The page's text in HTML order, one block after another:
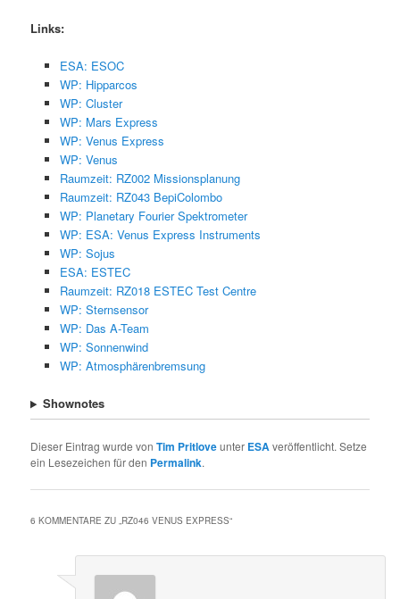
Links:
ESA: ESOC
WP: Hipparcos
WP: Cluster
WP: Mars Express
WP: Venus Express
WP: Venus
Raumzeit: RZ002 Missionsplanung
Raumzeit: RZ043 BepiColombo
WP: Planetary Fourier Spektrometer
WP: ESA: Venus Express Instruments
WP: Sojus
ESA: ESTEC
Raumzeit: RZ018 ESTEC Test Centre
WP: Sternsensor
WP: Das A-Team
WP: Sonnenwind
WP: Atmosphärenbremsung
Shownotes
Dieser Eintrag wurde vonTim Pritloveunter ESAveröffentlicht. Setze
ein Lesezeichen für den Permalink.
6 KOMMENTARE ZU „RZ046 VENUS EXPRESS“